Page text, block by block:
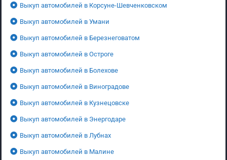
Выкуп автомобилей в Корсуне-Шевченковском
Выкуп автомобилей в Умани
Выкуп автомобилей в Березнеговатом
Выкуп автомобилей в Остроге
Выкуп автомобилей в Болехове
Выкуп автомобилей в Виноградове
Выкуп автомобилей в Кузнецовске
Выкуп автомобилей в Энергодаре
Выкуп автомобилей в Лубнах
Выкуп автомобилей в Малине